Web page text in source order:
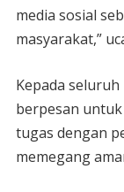
media sosial
masyarakat,”
Kepada
berpesan
tugas dengan
memegang